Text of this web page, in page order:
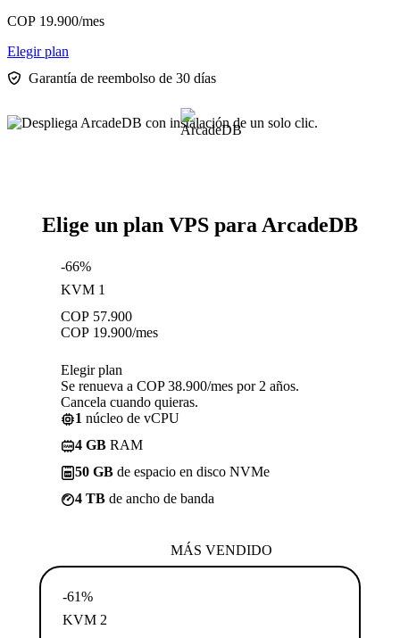
COP 19.900/mes
Elegir plan
Garantía de reembolso de 30 días
Elige un plan VPS para ArcadeDB
-66%
KVM 1
COP 57.900
COP 19.900/mes
Elegir plan
Se renueva a COP 38.900/mes por 2 años.
Cancela cuando quieras.
1 núcleo de vCPU
4 GB RAM
50 GB de espacio en disco NVMe
4 TB de ancho de banda
MÁS VENDIDO
-61%
KVM 2